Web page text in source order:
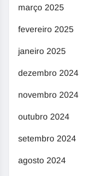
março 2025
fevereiro 2025
janeiro 2025
dezembro 2024
novembro 2024
outubro 2024
setembro 2024
agosto 2024